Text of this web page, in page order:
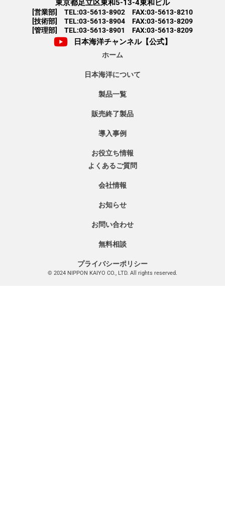
東京都足立区東和5-13-4東和ビル
[営業部] TEL:03-5613-8902 FAX:03-5613-8210
[技術部] TEL:03-5613-8904 FAX:03-5613-8209
[管理部] TEL:03-5613-8901 FAX:03-5613-8209
日本海洋チャンネル【公式】
ホーム
日本海洋について
製品一覧
販売終了製品
導入事例
お役立ち情報
よくあるご質問
会社情報
お知らせ
お問い合わせ
無料相談
プライバシーポリシー
© 2024 NIPPON KAIYO CO., LTD. All rights reserved.